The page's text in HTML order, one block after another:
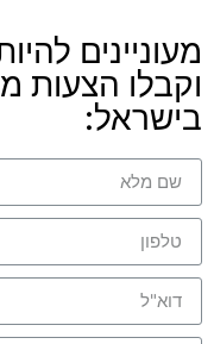
מעוניינים
וקבלו הצעות
בישראל: